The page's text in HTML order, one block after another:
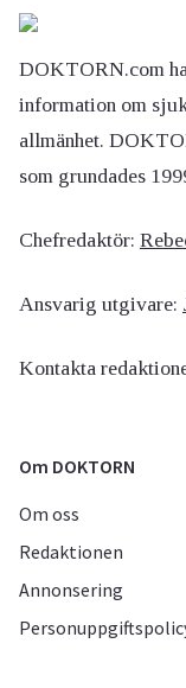
DOKTORN.com
information om
allmänhet.
som grundades
Chefredaktör:
Ansvarig utgivare:
Kontakta
Om DOKTORN
Om oss
Redaktionen
Annonsering